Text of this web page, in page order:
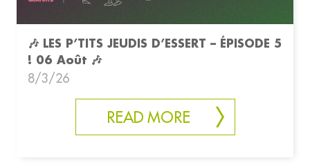
🎶 LES P’TITS JEUDIS D’ESSERT – ÉPISODE 5
! 06 Août 🎶
8/3/26
READ MORE